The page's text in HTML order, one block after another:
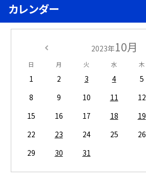
カレンダー
2023年10月
日 月 火 水 木
1 2 3 4 5
8
9 10 11 12
15
16 17 18 19
22
23 24 25 26
29
30 31